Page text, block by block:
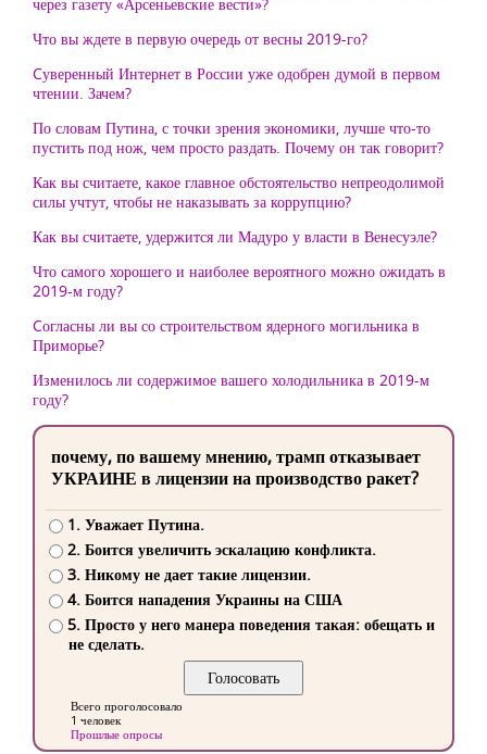
Что вы ждете в первую очередь от весны 2019-го?
Cуверенный Интернет в России уже одобрен думой в первом
чтении. Зачем?
По словам Путина, с точки зрения экономики, лучше что-то
пустить под нож, чем просто раздать. Почему он так говорит?
Как вы считаете, какое главное обстоятельство непреодолимой
силы учтут, чтобы не наказывать за коррупцию?
Как вы считаете, удержится ли Мадуро у власти в Венесуэле?
Что самого хорошего и наиболее вероятного можно ожидать в
2019-м году?
Cогласны ли вы со строительством ядерного могильника в
Приморье?
Изменилось ли содержимое вашего холодильника в 2019-м
году?
почему, по вашему мнению, трамп отказывает
УКРАИНЕ в лицензии на производство ракет?
1. Уважает Путина.
2. Боится увеличить эскалацию конфликта.
3. Никому не дает такие лицензии.
4. Боится нападения Украины на США
5. Просто у него манера поведения такая: обещать и
не сделать.
Всего проголосовало
1 человек
Прошлые опросы